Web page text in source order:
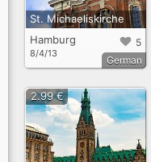
St. Michaeliskirche
5
Hamburg
8/4/13
German
2.99 €